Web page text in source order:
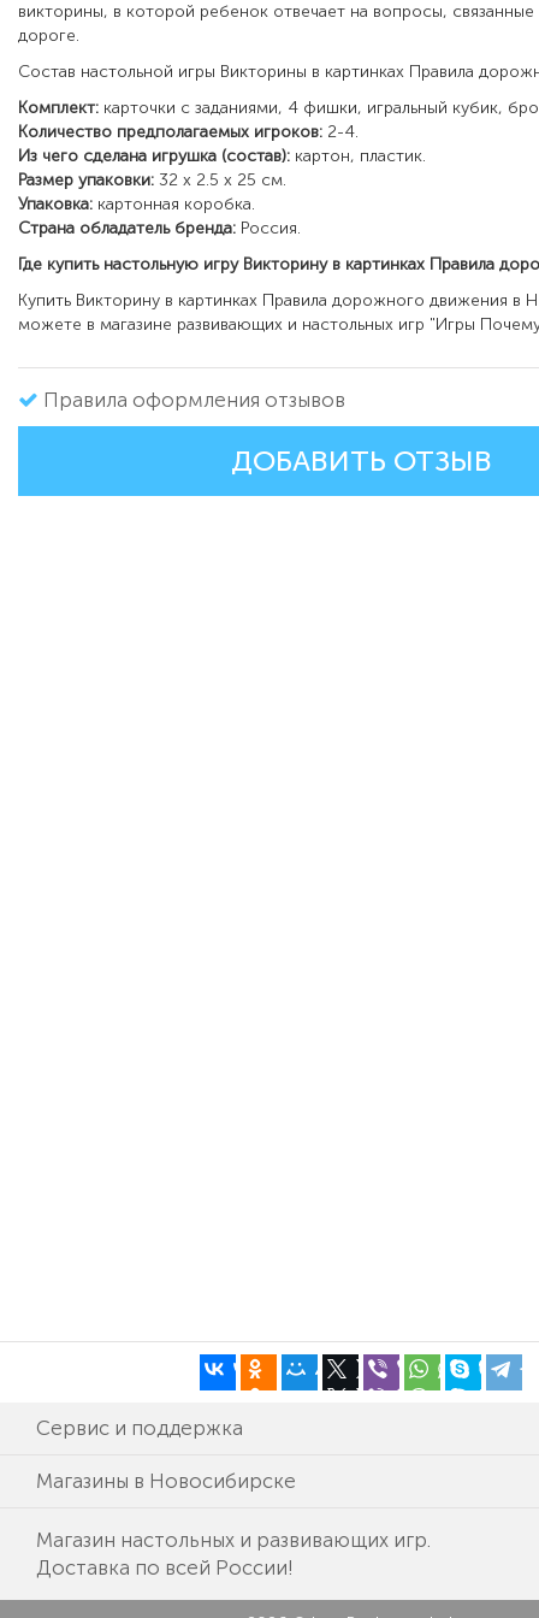
викторины, в которой ребенок отвечает на вопросы,
дороге.
Состав настольной игры Викторины в картинках Правила
Комплект: карточки с заданиями, 4 фишки, игральный кубик,
Количество предполагаемых игроков: 2-4.
Из чего сделана игрушка (состав): картон, пластик.
Размер упаковки: 32 х 2.5 х 25 см.
Упаковка: картонная коробка.
Страна обладатель бренда: Россия.
Где купить настольную игру Викторину в картинках Правила
Купить Викторину в картинках Правила дорожного движения в
можете в магазине развивающих и настольных игр "Игры
Правила оформления отзывов
ДОБАВИТЬ ОТЗЫВ
Сервис и поддержка
Магазины в Новосибирске
Магазин настольных и развивающих игр.
Доставка по всей России!